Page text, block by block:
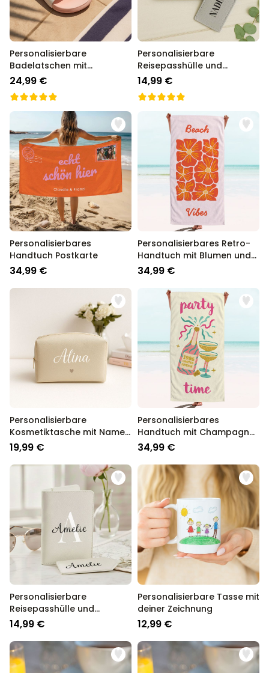
Personalisierbare
Badelatschen mit
Monogramm
24,99 €
Personalisierbare
Reisepasshülle und
Koffertag mit Symbol und
Text
14,99 €
Personalisierbares
Handtuch Postkarte
34,99 €
Personalisierbares Retro-
Handtuch mit Blumen und
Text
34,99 €
Personalisierbare
Kosmetiktasche mit Name
und Symbol
19,99 €
Personalisierbares
Handtuch mit Champagner
und Text
34,99 €
Personalisierbare
Reisepasshülle und
Koffertag mit Monogramm
14,99 €
Personalisierbare Tasse mit
deiner Zeichnung
12,99 €